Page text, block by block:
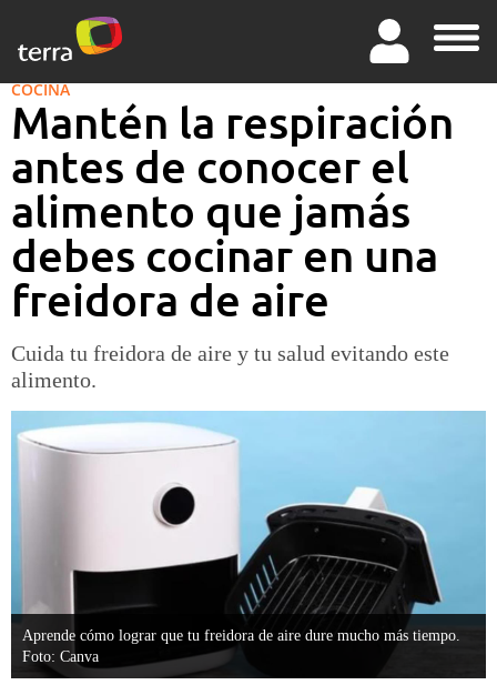
COCINA
Mantén la respiración
antes de conocer el
alimento que jamás
debes cocinar en una
freidora de aire
Cuida tu freidora de aire y tu salud evitando este
alimento.
Aprende cómo lograr que tu freidora de aire dure mucho más tiempo.
Foto: Canva